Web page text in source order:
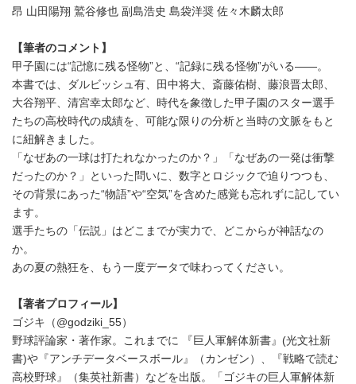
昂 山田陽翔 鷲谷修也 副島浩史 島袋洋奨 佐々木麟太郎
【筆者のコメント】
甲子園には“記憶に残る怪物”と、“記録に残る怪物”がいる――。
本書では、ダルビッシュ有、田中将大、斎藤佑樹、藤浪晋太郎、
大谷翔平、清宮幸太郎など、時代を象徴した甲子園のスター選手
たちの高校時代の成績を、可能な限りの分析と当時の文脈をもと
に紐解きました。
「なぜあの一球は打たれなかったのか？」「なぜあの一発は衝撃
だったのか？」といった問いに、数字とロジックで迫りつつも、
その背景にあった“物語”や“空気”を含めた感覚も忘れずに記してい
ます。
選手たちの「伝説」はどこまでが実力で、どこからが神話なの
か。
あの夏の熱狂を、もう一度データで味わってください。
【著者プロフィール】
ゴジキ（@godziki_55）
野球評論家・著作家。これまでに 『巨人軍解体新書』(光文社新
書)や『アンチデータベースボール』（カンゼン）、『戦略で読む
高校野球』（集英社新書）などを出版。「ゴジキの巨人軍解体新